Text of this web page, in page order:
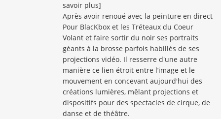
savoir plus]
Après avoir renoué avec la peinture en direct
Pour BlacKbox et les Tréteaux du Coeur
Volant et faire sortir du noir ses portraits
géants à la brosse parfois habillés de ses
projections vidéo. Il resserre d'une autre
manière ce lien étroit entre l’image et le
mouvement en concevant aujourd'hui des
créations lumières, mêlant projections et
dispositifs pour des spectacles de cirque, de
danse et de théâtre.